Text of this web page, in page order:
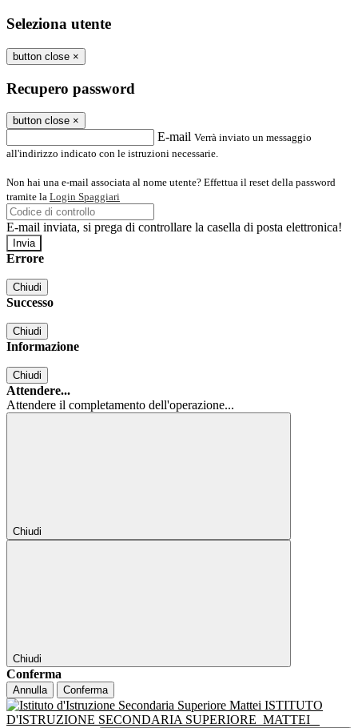
Seleziona utente
button close ×
Recupero password
button close ×
E-mail Verrà inviato un messaggio
all'indirizzo indicato con le istruzioni necessarie.
Non hai una e-mail associata al nome utente? Effettua il reset della password
tramite la Login Spaggiari
E-mail inviata, si prega di controllare la casella di posta elettronica!
Errore
Chiudi
Successo
Chiudi
Informazione
Chiudi
Attendere...
Attendere il completamento dell'operazione...
Chiudi
Chiudi
Conferma
Annulla Conferma
ISTITUTO
D'ISTRUZIONE SECONDARIA SUPERIORE MATTEI